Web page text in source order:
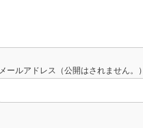
メールアドレス（公開はされません。）